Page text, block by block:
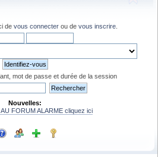
de vous connecter ou de vous inscrire
mot de passe et durée de la session
Nouvelles:
FORUM ALARME cliquez ici